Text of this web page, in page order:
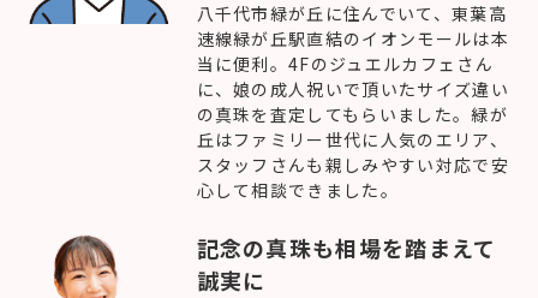
八千代市緑が丘に住んでいて、東葉高
速線緑が丘駅直結のイオンモールは本
当に便利。4Fのジュエルカフェさん
に、娘の成人祝いで頂いたサイズ違い
の真珠を査定してもらいました。緑が
丘はファミリー世代に人気のエリア、
スタッフさんも親しみやすい対応で安
心して相談できました。
記念の真珠も相場を踏まえて
誠実に